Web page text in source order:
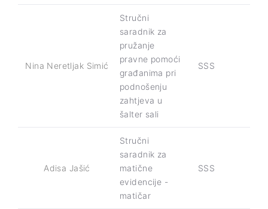
Nina Neretljak Simić
Stručni
saradnik za
pružanje
pravne pomoći
građanima pri
podnošenju
zahtjeva u
šalter sali
SSS
Adisa Jašić
Stručni
saradnik za
matične
evidencije -
matičar
SSS